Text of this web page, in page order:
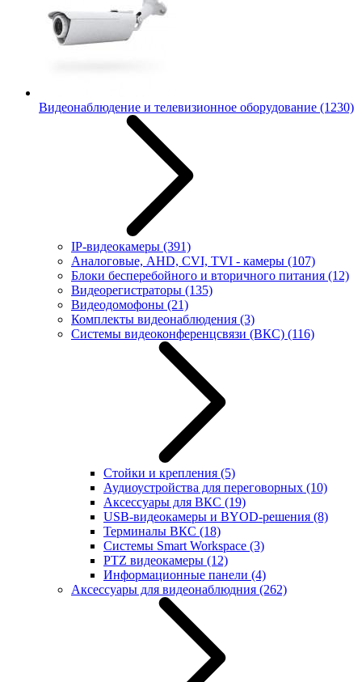
Видеонаблюдение и телевизионное оборудование (1230)
IP-видеокамеры (391)
Аналоговые, AHD, CVI, TVI - камеры (107)
Блоки бесперебойного и вторичного питания (12)
Видеорегистраторы (135)
Видеодомофоны (21)
Комплекты видеонаблюдения (3)
Системы видеоконференцсвязи (ВКС) (116)
Стойки и крепления (5)
Аудиоустройства для переговорных (10)
Аксессуары для ВКС (19)
USB-видеокамеры и BYOD-решения (8)
Терминалы ВКС (18)
Системы Smart Workspace (3)
PTZ видеокамеры (12)
Информационные панели (4)
Аксессуары для видеонаблюдния (262)